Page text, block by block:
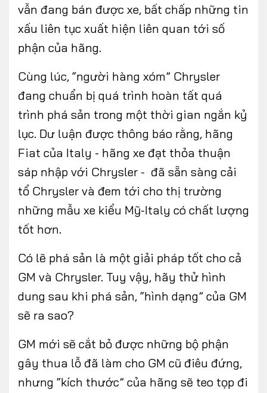
vẫn đang bán được xe, bất chấp những tin
xấu liên tục xuất hiện liên quan tới số
phận của hãng.
Cùng lúc, “người hàng xóm” Chrysler
đang chuẩn bị quá trình hoàn tất quá
trình phá sản trong một thời gian ngắn kỷ
lục. Dư luận được thông báo rằng, hãng
Fiat của Italy - hãng xe đạt thỏa thuận
sáp nhập với Chrysler - đã sẵn sàng cải
tổ Chrysler và đem tới cho thị trường
những mẫu xe kiểu Mỹ-Italy có chất lượng
tốt hơn.
Có lẽ phá sản là một giải pháp tốt cho cả
GM và Chrysler. Tuy vậy, hãy thử hình
dung sau khi phá sản, “hình dạng” của GM
sẽ ra sao?
GM mới sẽ cắt bỏ được những bộ phận
gây thua lỗ đã làm cho GM cũ điêu đứng,
nhưng “kích thước” của hãng sẽ teo tọp đi